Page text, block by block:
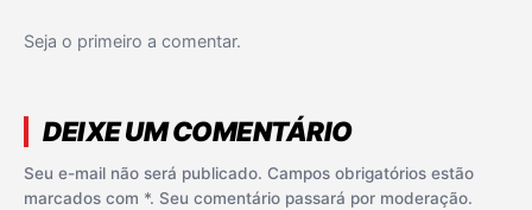
Seja o primeiro a comentar.
DEIXE UM COMENTÁRIO
Seu e-mail não será publicado. Campos obrigatórios estão
marcados com *. Seu comentário passará por moderação.